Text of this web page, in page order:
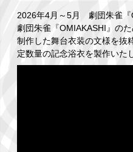
2026年4月～5月 劇団朱雀『
劇団朱雀『OMIAKASHI』の
制作した舞台衣装の文様を抜
定数量の記念浴衣を製作いた